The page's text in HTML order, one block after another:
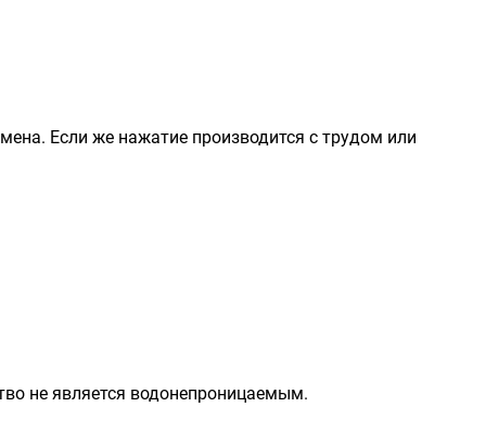
Если же нажатие производится с трудом или
не является водонепроницаемым.